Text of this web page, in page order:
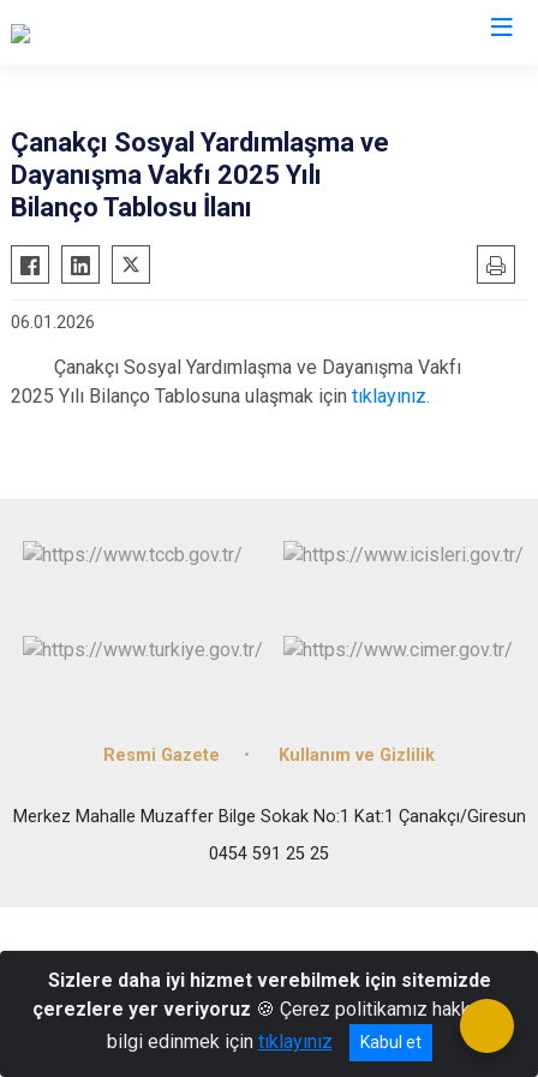
Alucra
Bulancak
Çamoluk
Doğankent
Görele
Tirebolu
Yağlıdere
Çanakçı Sosyal Yardımlaşma ve
Dayanışma Vakfı 2025 Yılı
Bilanço Tablosu İlanı
06.01.2026
Çanakçı Sosyal Yardımlaşma ve Dayanışma Vakfı
2025 Yılı Bilanço Tablosuna ulaşmak için tıklayınız.
Resmi Gazete Kullanım ve Gizlilik
Merkez Mahalle Muzaffer Bilge Sokak No:1 Kat:1 Çanakçı/Giresun
0454 591 25 25
Sizlere daha iyi hizmet verebilmek için sitemizde
çerezlere yer veriyoruz 🍪 Çerez politikamız hakkında
bilgi edinmek için tıklayınız Kabul et